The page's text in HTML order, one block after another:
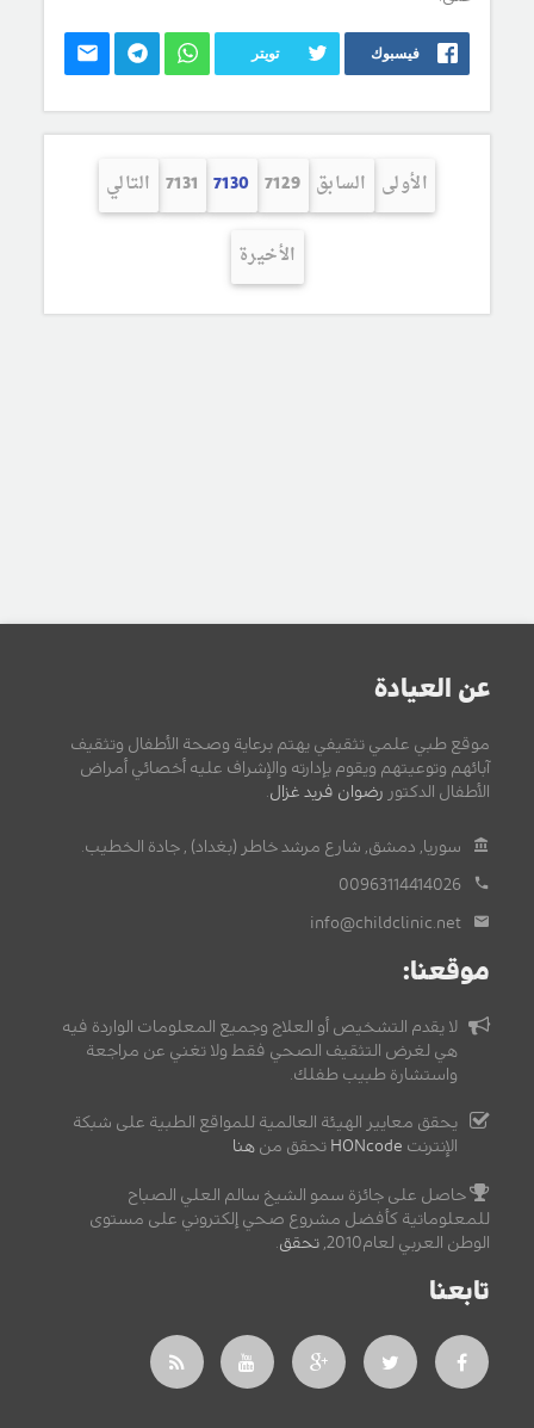
فيسبوك تويتر
الأولى السابق 7129
7130
7131 التالي
الأخيرة
عن العيادة
موقع طبي علمي تثقيفي يهتم برعاية وصحة الأطفال وتثقيف
آبائهم وتوعيتهم ويقوم بإدارته والإشراف عليه أخصائي أمراض
الأطفال الدكتور رضوان فريد غزال.
سوريا, دمشق, شارع مرشد خاطر (بغداد) , جادة الخطيب.
00963114414026
info@childclinic.net
موقعنا:
لا يقدم التشخيص أو العلاج وجميع المعلومات الواردة فيه
هي لغرض التثقيف الصحي فقط ولا تغني عن مراجعة
واستشارة طبيب طفلك.
يحقق معايير الهيئة العالمية للمواقع الطبية على شبكة
الإنترنت HONcode تحقق من هنا
حاصل على جائزة سمو الشيخ سالم العلي الصباح
للمعلوماتية كأفضل مشروع صحي إلكتروني على مستوى
الوطن العربي لعام2010,
تحقق.
تابعنا